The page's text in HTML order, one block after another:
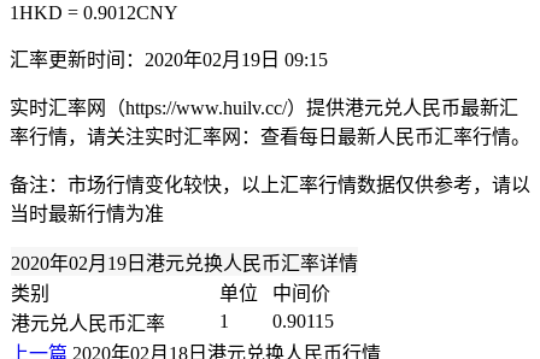
1HKD = 0.9012CNY
汇率更新时间：2020年02月19日 09:15
实时汇率网（https://www.huilv.cc/）提供港元兑人民币最新汇
率行情，请关注实时汇率网：查看每日最新人民币汇率行情。
备注：市场行情变化较快，以上汇率行情数据仅供参考，请以
当时最新行情为准
2020年02月19日港元兑换人民币汇率详情
类别
单位
中间价
港元兑人民币汇率
1
0.90115
上一篇 2020年02月18日港元兑换人民币行情